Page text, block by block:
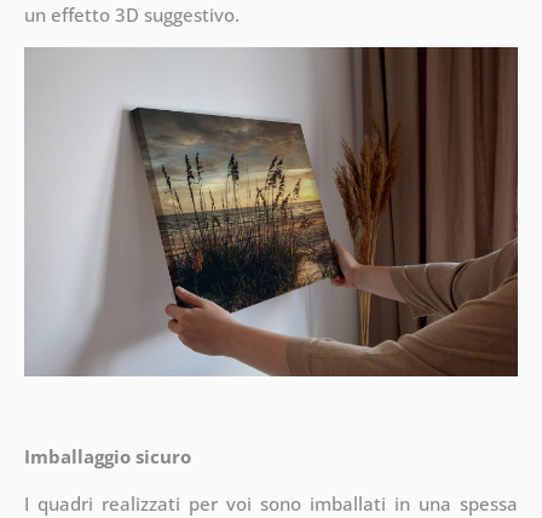
un effetto 3D suggestivo.
Imballaggio sicuro
I quadri realizzati per voi sono imballati in una spessa